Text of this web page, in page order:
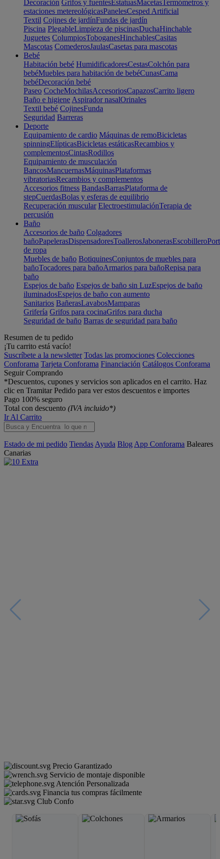
Decoración Grifos y fuentesEstatuasMacetasTermómetros y
estaciones metereológicasPanelesCesped Artificial
Textil Cojines de jardínFundas de jardín
Piscina PlegableLimpieza de piscinasDuchaHinchable
Juguetes ColumpiosToboganesHinchablesCasitas
Mascotas ComederosJaulasCasetas para mascotas
Bebé
Habitación bebé HumidificadoresCestasColchón para
bebéMuebles para habitación de bebéCunasCama
bebéDecoración bebé
Paseo CocheMochilasAccesoriosCapazosCarrito ligero
Baño e higiene Aspirador nasalOrinales
Textil bebé CojinesFunda
Seguridad Barreras
Deporte
Equipamiento de cardio Máquinas de remoBicicletas
spinningElípticasBicicletas estáticasRecambios y
complementosCintasRodillos
Equipamiento de musculación
BancosMancuernasMáquinasPlataformas
vibratoriasRecambios y complementos
Accesorios fitness BandasBarrasPlataforma de
stepCuerdasBolas y esferas de equilibrio
Recuperación muscular ElectroestimulaciónTerapia de
percusión
Baño
Accesorios de baño Colgadores
bañoPapelerasDispensadoresToallerosJabonerasEscobillero
de ropa
Muebles de baño BotiquinesConjuntos de muebles para
bañoTocadores para bañoArmarios para bañoRepisa para
baño
Espejos de baño Espejos de baño sin LuzEspejos de baño
iluminadosEspejos de baño con aumento
Sanitarios BañerasLavabosMamparas
Grifería Grifos para cocinaGrifos para ducha
Seguridad de baño Barras de seguridad para baño
Resumen de tu pedido
¡Tu carrito está vacío!
Suscríbete a la newsletter Todas las promociones Colecciones
Conforama Tarjeta Conforama Financiación Catálogos Conforama
Seguir Comprando
*Descuentos, cupones y servicios son aplicados en el carrito. Haz
clic en Tramitar Pedido para ver estos descuentos e importes
Pago 100% seguro
Total con descuento (IVA incluido*)
Ir Al Carrito
Estado de mi pedido Tiendas Ayuda Blog App Conforama Baleares
Canarias
Precio Garantizado
Servicio de montaje disponible
Atención Personalizada
Financia tus compras fácilmente
Club Confo